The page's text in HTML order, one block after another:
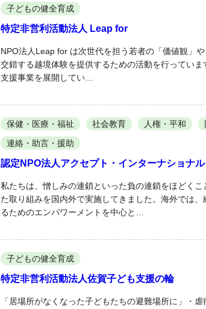
子どもの健全育成
特定非営利活動法人 Leap for
NPO法人Leap for は次世代を担う若者の「価値観」
交錯する越境体験を提供するための活動を行ってい
支援事業を展開してい…
保健・医療・福祉 社会教育 人権・平和
連絡・助言・援助
認定NPO法人アクセプト・インターナショナル
私たちは、憎しみの連鎖といった負の連鎖をほどく
た取り組みを国内外で実施してきました。海外では
るためのエンパワーメントを中心と…
子どもの健全育成
特定非営利活動法人佐賀子ども支援の輪
「居場所がなくなった子どもたちの避難場所に」・